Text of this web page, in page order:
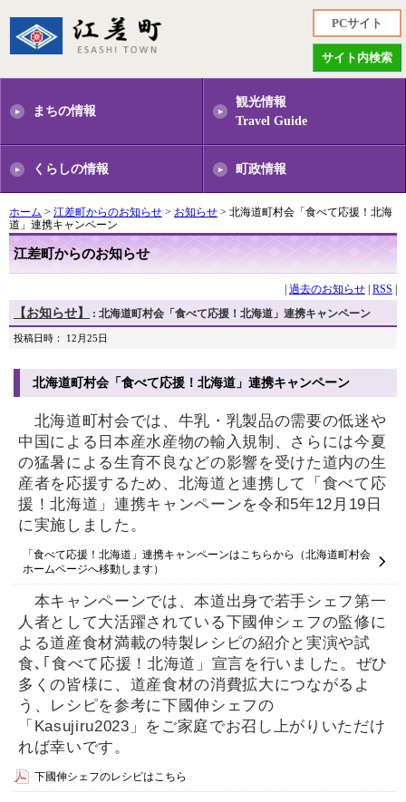
PCサイト
サイト内検索
まちの情報
観光情報
Travel Guide
くらしの情報 町政情報
ホーム > 江差町からのお知らせ > お知らせ > 北海道町村会「食べて応援！北海
道」連携キャンペーン
江差町からのお知らせ
過去のお知らせ RSS
【お知らせ】 : 北海道町村会「食べて応援！北海道」連携キャンペーン
投稿日時： 12月25日
北海道町村会「食べて応援！北海道」連携キャンペーン
北海道町村会では、牛乳・乳製品の需要の低迷や
中国による日本産水産物の輸入規制、さらには今夏
の猛暑による生育不良などの影響を受けた道内の生
産者を応援するため、北海道と連携して「食べて応
援！北海道」連携キャンペーンを令和5年12月19日
に実施しました。
「食べて応援！北海道」連携キャンペーンはこちらから（北海道町村会
ホームページへ移動します）
本キャンペーンでは、本道出身で若手シェフ第一
人者として大活躍されている下國伸シェフの監修に
よる道産食材満載の特製レシピの紹介と実演や試
食､｢食べて応援！北海道」宣言を行いました。ぜひ
多くの皆様に、道産食材の消費拡大につながるよ
う、レシピを参考に下國伸シェフの
「Kasujiru2023」をご家庭でお召し上がりいただけ
れば幸いです。
下國伸シェフのレシピはこちら